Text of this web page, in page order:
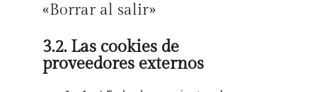
«Borrar al salir»
3.2. Las cookies de
proveedores externos